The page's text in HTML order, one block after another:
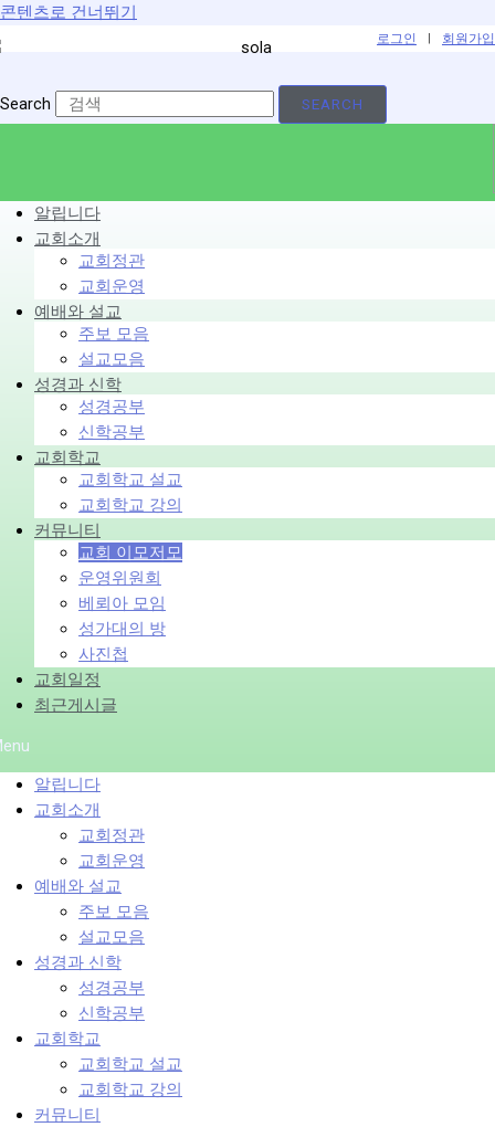
콘텐츠로 건너뛰기
로그인 | 회원가입
Search SEARCH
알립니다
교회소개
교회정관
교회운영
예배와 설교
주보 모음
설교모음
성경과 신학
성경공부
신학공부
교회학교
교회학교 설교
교회학교 강의
커뮤니티
교회 이모저모
운영위원회
베뢰아 모임
성가대의 방
사진첩
교회일정
최근게시글
알립니다
교회소개
교회정관
교회운영
예배와 설교
주보 모음
설교모음
성경과 신학
성경공부
신학공부
교회학교
교회학교 설교
교회학교 강의
커뮤니티